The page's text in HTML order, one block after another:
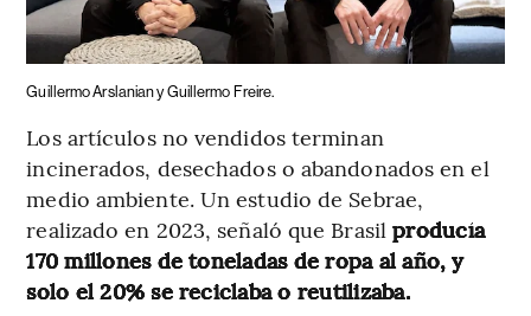
Guillermo Arslanian y Guillermo Freire.
Los artículos no vendidos terminan
incinerados, desechados o abandonados en el
medio ambiente. Un estudio de Sebrae,
realizado en 2023, señaló que Brasilproducía
170 millones de toneladas de ropa al año, y
solo el 20% se reciclaba o reutilizaba.